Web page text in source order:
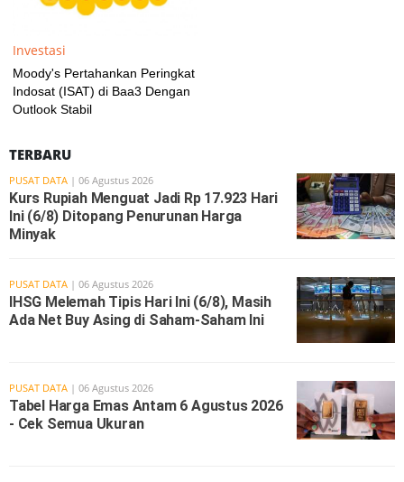
Investasi
Moody's Pertahankan Peringkat
Indosat (ISAT) di Baa3 Dengan
Outlook Stabil
TERBARU
PUSAT DATA | 06 Agustus 2026
Kurs Rupiah Menguat Jadi Rp 17.923 Hari
Ini (6/8) Ditopang Penurunan Harga
Minyak
PUSAT DATA | 06 Agustus 2026
IHSG Melemah Tipis Hari Ini (6/8), Masih
Ada Net Buy Asing di Saham-Saham Ini
PUSAT DATA | 06 Agustus 2026
Tabel Harga Emas Antam 6 Agustus 2026
- Cek Semua Ukuran